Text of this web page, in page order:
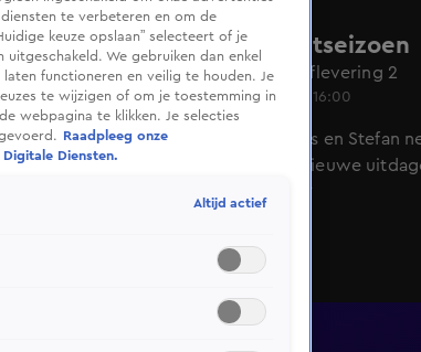
Het Jachtseizoen
Seizoen 6, aflevering 2
20 nov 2021, 16:00
Giel, Thomas en Stefan
tegen een nieuwe
van StukTV?
te verbeteren en om de
keuze opslaan” selecteert of je
We gebruiken dan enkel
functioneren en veilig te houden. Je
te wijzigen of om je toestemming in
webpagina te klikken. Je selecties
Raadpleeg onze
Diensten.
Altijd actief